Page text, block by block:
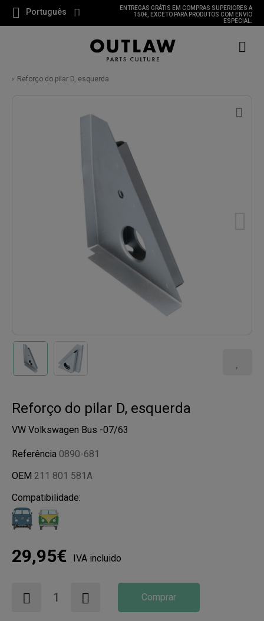
Português
ENTREGAS GRÁTIS EM COMPRAS SUPERIORES A
150€, EXCETO PARA PRODUTOS COM ENVIO
ESPECIAL.
Reforço do pilar D, esquerda
Reforço do pilar D, esquerda
VW Volkswagen Bus -07/63
Referência 0890-681
OEM 211 801 581A
Compatibilidade:
29,95€ IVA incluido
Comprar